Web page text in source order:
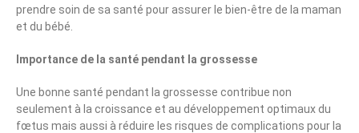
prendre soin de sa santé pour assurer le bien-être de la maman
et du bébé.
Importance de la santé pendant la grossesse
Une bonne santé pendant la grossesse contribue non
seulement à la croissance et au développement optimaux du
fœtus mais aussi à réduire les risques de complications pour la